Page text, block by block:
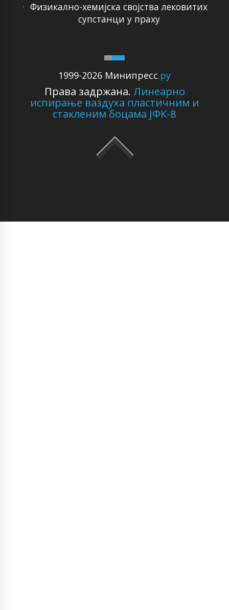
1999-2026 Минипресс.ру
Права задржана. Линеарно
испирање ваздуха пластичним и
стакленим боцама ЈФК-8
Физикално-хемијска својства лековитих
супстанци у праху